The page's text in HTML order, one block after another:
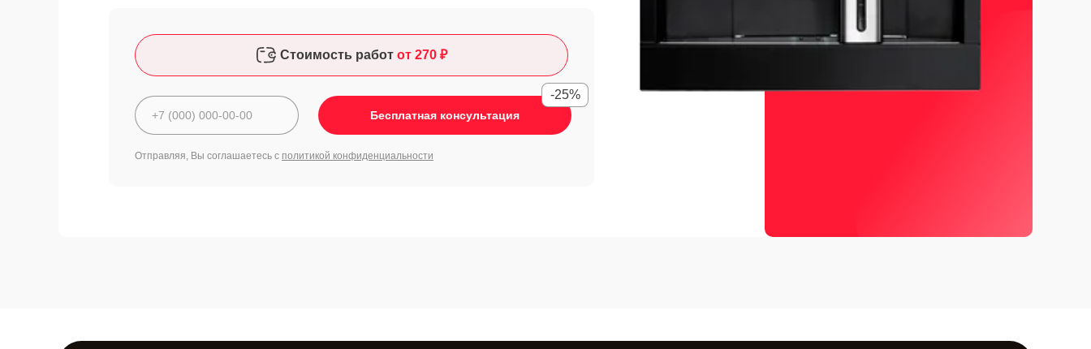
Стоимость работ от 270 ₽
Бесплатная консультация
-25%
Отправляя, Вы соглашаетесь с политикой конфиденциальности